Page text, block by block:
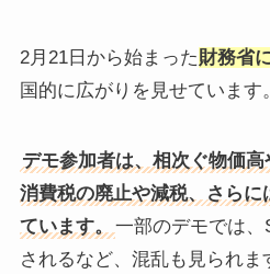
2月21日から始まった財務省
国的に広がりを見せています。
デモ参加者は、相次ぐ物価高
消費税の廃止や減税、さら
ています。
一部のデモでは
されるなど、混乱も見られま